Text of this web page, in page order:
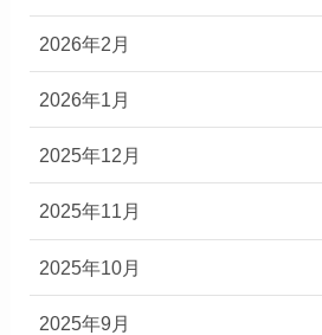
2026年2月
2026年1月
2025年12月
2025年11月
2025年10月
2025年9月